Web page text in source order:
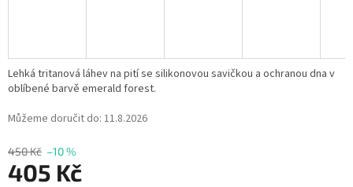
450 Kč –10 %
405 Kč
Můžeme doručit do: 11.8.2026
Lehká tritanová láhev na pití se silikonovou savičkou a ochranou dna v
oblíbené barvě emerald forest.